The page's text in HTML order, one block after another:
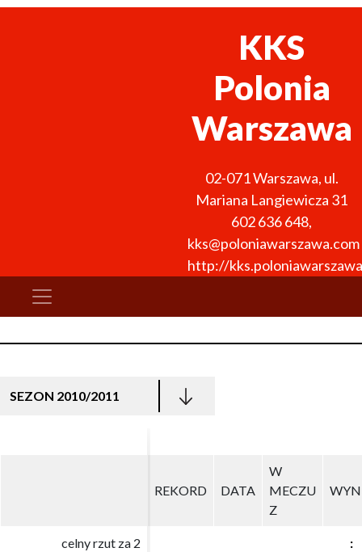
KKS
Polonia
Warszawa
02-071Warszawa, ul.
Mariana Langiewicza 31
602 636 648,
kks@poloniawarszawa.com
http://
SEZON 2010/2011
REKORD DATA
W
MECZU
Z
celny rzut za 2 :
REKORD DATA
W
MECZU
Z
celny rzut za 2 :